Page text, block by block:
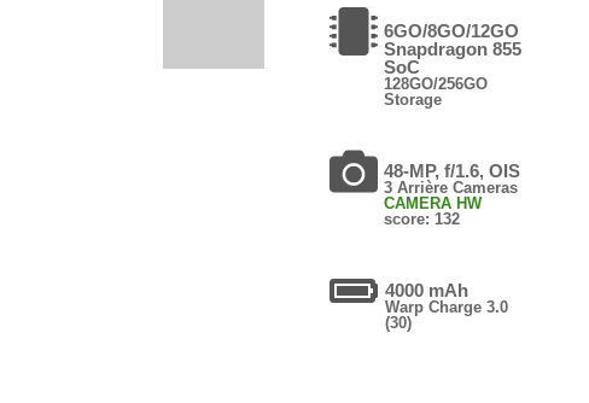
6GO/8GO/12GO
Snapdragon 855
SoC
128GO/256GO
Storage
48-MP, f/1.6, OIS
3 Arrière Cameras
CAMERA HW
score: 132
4000 mAh
Warp Charge 3.0
(30)